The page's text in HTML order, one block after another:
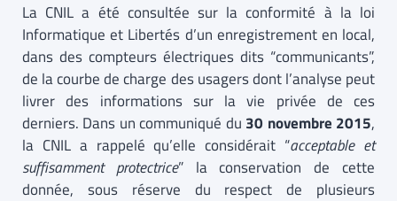
La CNIL a été consultée sur la conformité à la loi
Informatique et Libertés d’un enregistrement en local,
dans des compteurs électriques dits “communicants”,
de la courbe de charge des usagers dont l’analyse peut
livrer des informations sur la vie privée de ces
derniers. Dans un communiqué du 30 novembre 2015,
la CNIL a rappelé qu’elle considérait “acceptable et
suffisamment protectrice” la conservation de cette
donnée, sous réserve du respect de plusieurs